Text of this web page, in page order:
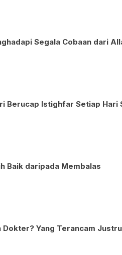
Segala Cobaan dari
Berucap Istighfar Setiap Hari
Baik daripada Membalas
Dokter? Yang Terancam